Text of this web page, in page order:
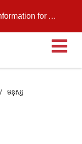
August 11, 2026
ប
មនុស្ស